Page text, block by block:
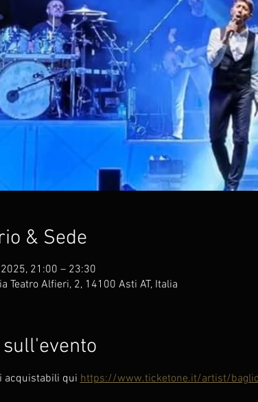
& Sede
21:00 – 23:30
Teatro Alfieri, 2, 14100 Asti AT, Italia
sull'evento
acquistabili qui https://www.ticketone.it/artist/